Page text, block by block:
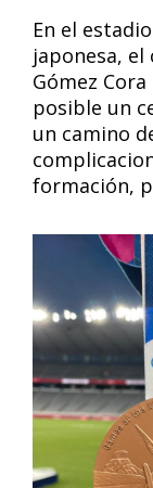
En el
japonesa,
Gómez
posible un
un camino
formación,